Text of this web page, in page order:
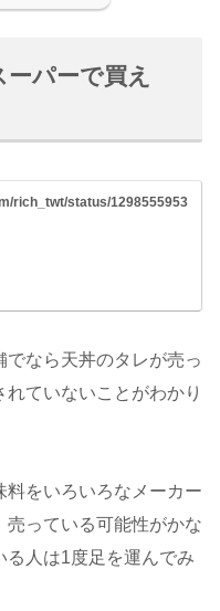
パーで買え
rich_twt/status/1298555953
なら天丼のタレが売っ
ていないことがわかり
をいろいろなメーカー
っている可能性がかな
る人は1度足を運んでみ